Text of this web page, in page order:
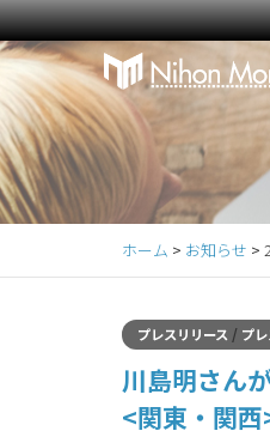
Primary
Menu
S
i
p
t
o
c
ホーム > お知らせ >
プレスリリース/ プ
川島明さん
<関東・関